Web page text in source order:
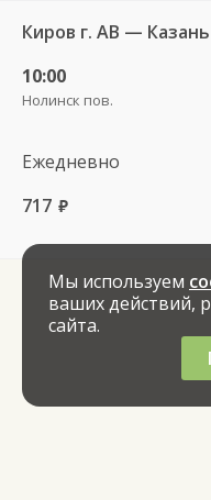
Киров г. АВ —
10:00
Нолинск пов.
Ежедневно
717 руб.
Мы используем
ваших действий,
сайта.